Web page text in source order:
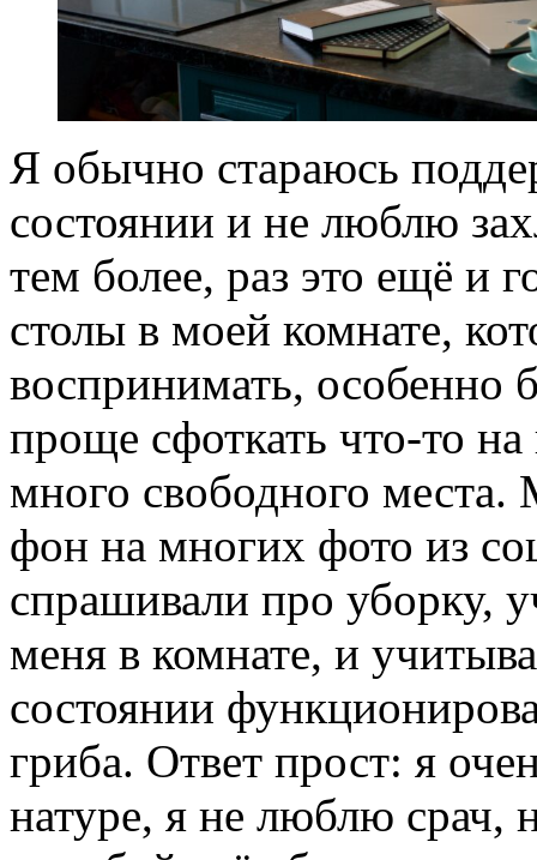
Я обычно стараюсь
состоянии и не люблю
тем более, раз это ещё и
столы в моей комнате,
воспринимать, особенно
проще сфоткать что-то на
много свободного
фон на многих фото из
спрашивали про уборку,
меня в комнате, и
состоянии
гриба. Ответ прост: я
натуре, я не люблю срач,